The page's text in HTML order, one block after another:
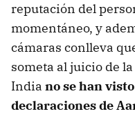
reputación del
momentáneo, y
cámaras conlleva
someta al juicio de
India no se han
declaraciones de